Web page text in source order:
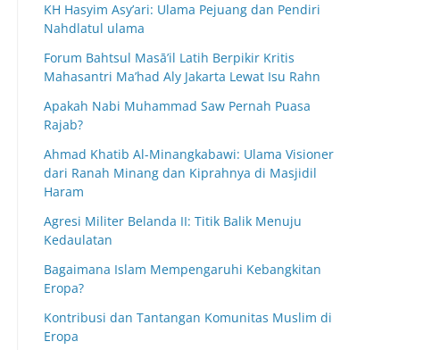
KH Hasyim Asy’ari: Ulama Pejuang dan Pendiri
Nahdlatul ulama
Forum Bahtsul Masā’il Latih Berpikir Kritis
Mahasantri Ma’had Aly Jakarta Lewat Isu Rahn
Apakah Nabi Muhammad Saw Pernah Puasa
Rajab?
Ahmad Khatib Al-Minangkabawi: Ulama Visioner
dari Ranah Minang dan Kiprahnya di Masjidil
Haram
Agresi Militer Belanda II: Titik Balik Menuju
Kedaulatan
Bagaimana Islam Mempengaruhi Kebangkitan
Eropa?
Kontribusi dan Tantangan Komunitas Muslim di
Eropa